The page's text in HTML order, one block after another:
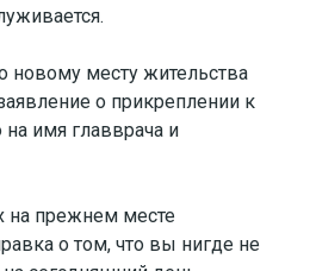
месту жительства
о прикреплении к
имя главврача и
на прежнем месте
о том, что вы нигде не